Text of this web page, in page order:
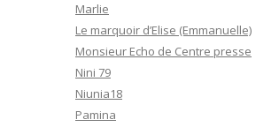
Marlie
Le marquoir d’Elise (Emmanuelle)
Monsieur Echo de Centre presse
Nini 79
Niunia18
Pamina